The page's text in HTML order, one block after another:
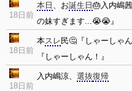
18日前
本日 、お誕生日 🎂入内嶋
の妹すぎます...😭😭』
18日前
本スレ 民🤔『しゃーしゃ
『しゃーしゃん！』
18日前
入内嶋涼、 選抜復帰